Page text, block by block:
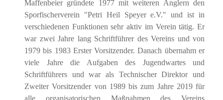
Maffenbeier gründete 1977 mit weiteren Anglern den
Sporfischerverein "Petri Heil Speyer e.V." und ist in
verschiedenen Funktionen sehr aktiv im Verein tätig. Er
war zwei Jahre lang Schriftführer des Vereins und von
1979 bis 1983 Erster Vorsitzender. Danach übernahm er
viele Jahre die Aufgaben des Jugendwartes und
Schriftführers und war als Technischer Direktor und
Zweiter Vorsitzender von 1989 bis zum Jahre 2019 für
alle organisatorischen Maßnahmen des Vereins